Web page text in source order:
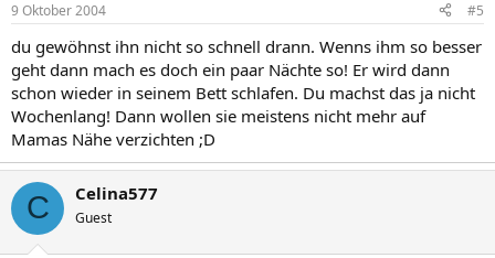
9 Oktober 2004 #5
du gewöhnst ihn nicht so schnell drann. Wenns ihm so besser
geht dann mach es doch ein paar Nächte so! Er wird dann
schon wieder in seinem Bett schlafen. Du machst das ja nicht
Wochenlang! Dann wollen sie meistens nicht mehr auf
Mamas Nähe verzichten ;D
C Celina577
Guest